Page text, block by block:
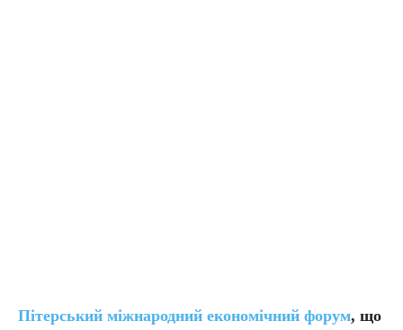
Пітерський міжнародний економічний форум, що